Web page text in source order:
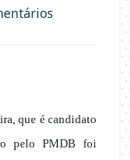
que é candidato
pelo PMDB foi